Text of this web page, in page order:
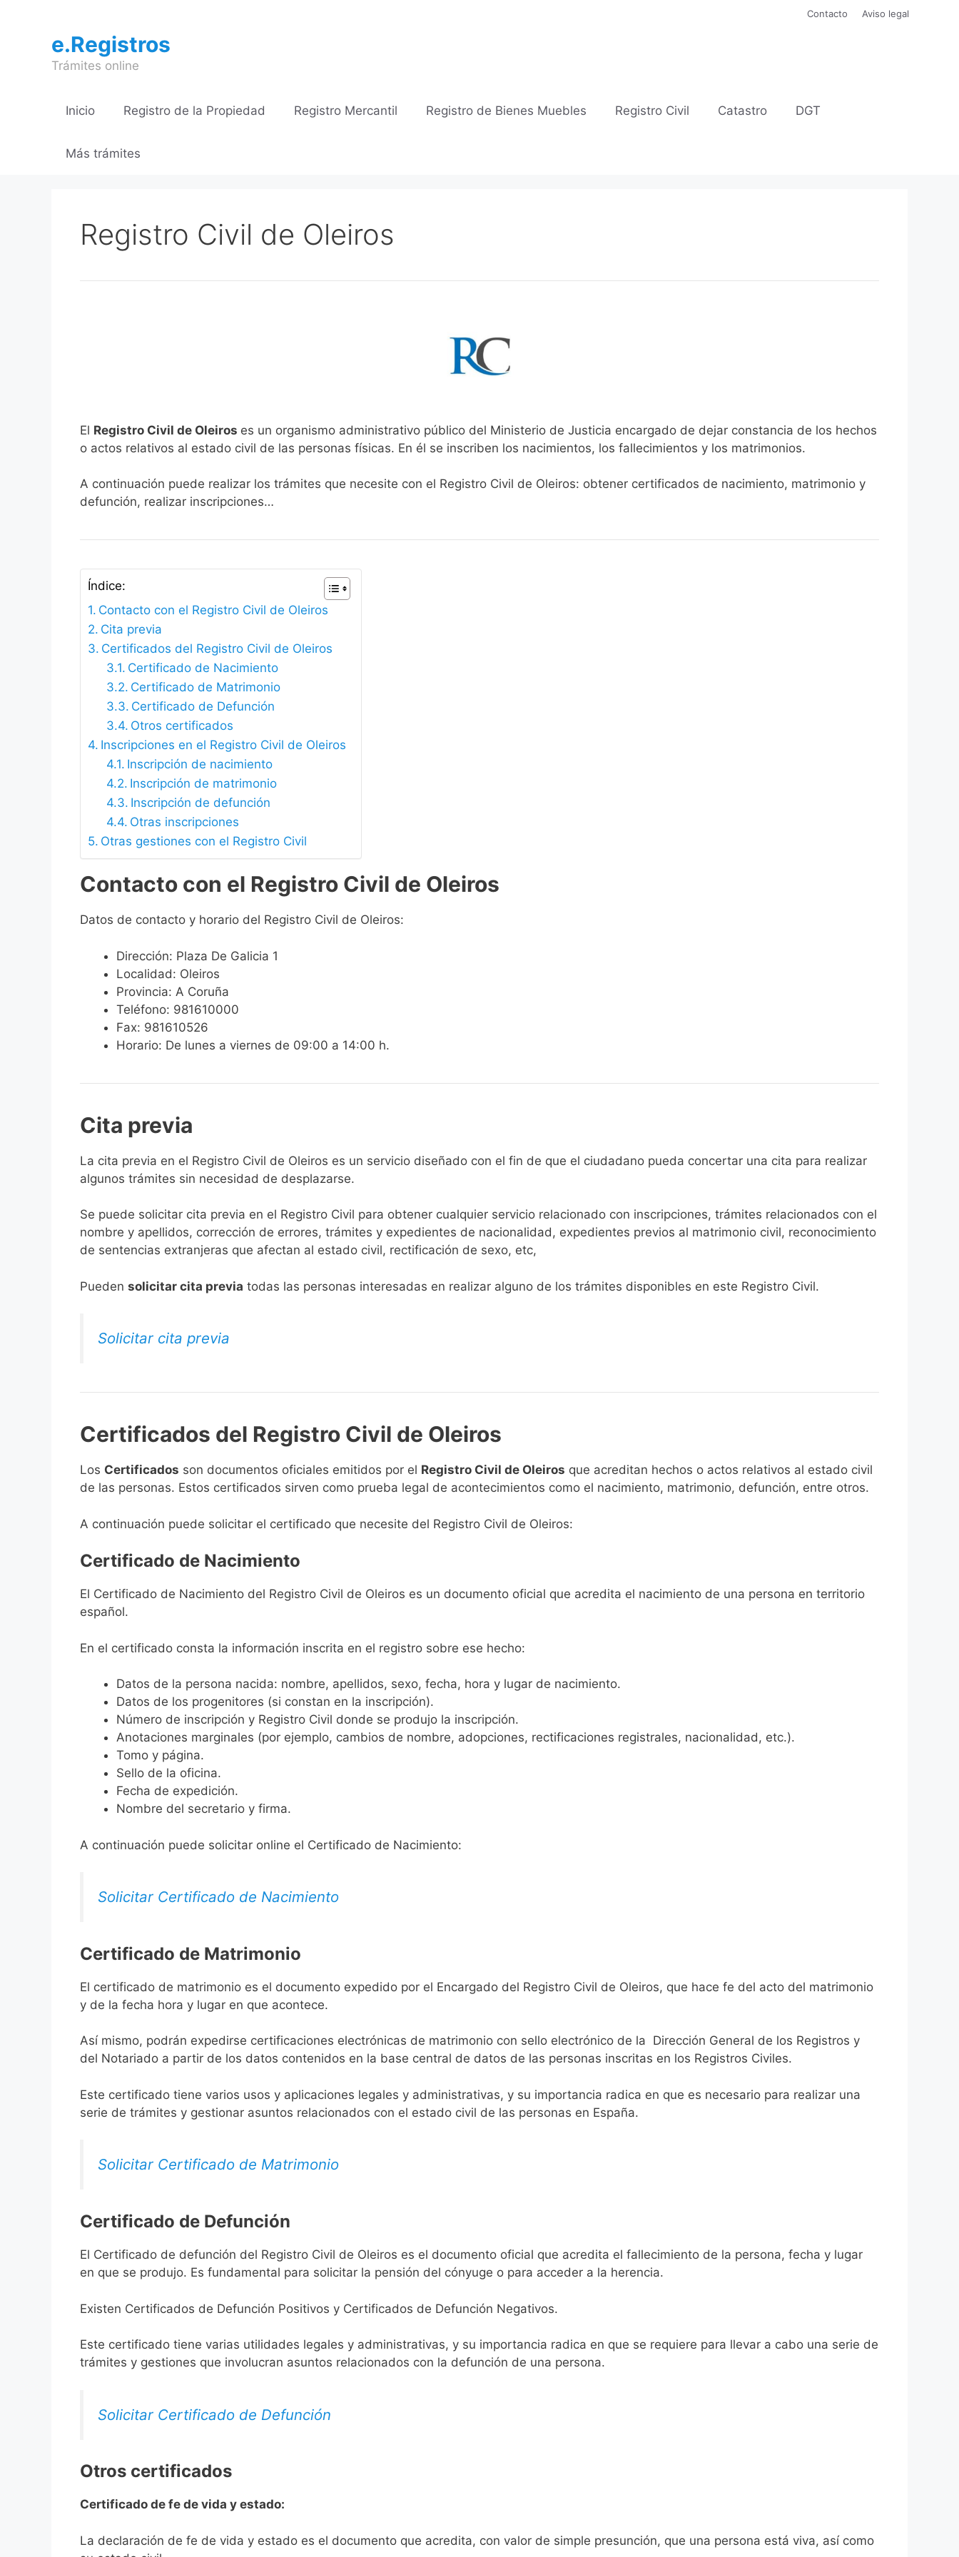
contenido
Contacto Aviso legal
e.Registros
Trámites online
Inicio Registro de la Propiedad Registro Mercantil Registro de Bienes Muebles Registro Civil Catastro DGT
Más trámites
Registro Civil de Oleiros
El Registro Civil de Oleiros es un organismo administrativo público del Ministerio de Justicia encargado de dejar constancia de los hechos
o actos relativos al estado civil de las personas físicas. En él se inscriben los nacimientos, los fallecimientos y los matrimonios.
A continuación puede realizar los trámites que necesite con el Registro Civil de Oleiros: obtener certificados de nacimiento, matrimonio y
defunción, realizar inscripciones…
Índice:
Contacto con el Registro Civil de Oleiros
Cita previa
Certificados del Registro Civil de Oleiros
Certificado de Nacimiento
Certificado de Matrimonio
Certificado de Defunción
Otros certificados
Inscripciones en el Registro Civil de Oleiros
Inscripción de nacimiento
Inscripción de matrimonio
Inscripción de defunción
Otras inscripciones
Otras gestiones con el Registro Civil
Contacto con el Registro Civil de Oleiros
Datos de contacto y horario del Registro Civil de Oleiros:
Dirección: Plaza De Galicia 1
Localidad: Oleiros
Provincia: A Coruña
Teléfono: 981610000
Fax: 981610526
Horario: De lunes a viernes de 09:00 a 14:00 h.
Cita previa
​​​​​​​​​​​​​​​​​​​​​​​​​​​​La cita previa en el Registro Civil de Oleiros es un servicio diseñado con el fin de que el ciudadano pueda concertar una cita para realizar
algunos trámites sin necesidad de desplazarse.​
Se puede solicitar cita previa en el Registro Civil para obtener cualquier servicio relacionado con inscripciones, trámites relacionados con el
nombre y apellidos, corrección de errores, trámites y expedientes de nacionalidad, expedientes previos al matrimonio civil, reconocimiento
de sentencias extranjeras que afectan al estado civil, rectificación de sexo, etc,
​Pueden solicitar cita previa todas las personas interesadas en realizar alguno de los trámites disponibles en este Registro Civil.​
Solicitar cita previa
Certificados del Registro Civil de Oleiros
Los Certificados son documentos oficiales emitidos por el Registro Civil de Oleiros que acreditan hechos o actos relativos al estado civil
de las personas. Estos certificados sirven como prueba legal de acontecimientos como el nacimiento, matrimonio, defunción, entre otros.
A continuación puede solicitar el certificado que necesite del Registro Civil de Oleiros:
Certificado de Nacimiento
El Certificado de Nacimiento del Registro Civil de Oleiros es un documento oficial que acredita el nacimiento de una persona en territorio
español.
En el certificado consta la información inscrita en el registro sobre ese hecho:
Datos de la persona nacida: nombre, apellidos, sexo, fecha, hora y lugar de nacimiento.
Datos de los progenitores (si constan en la inscripción).
Número de inscripción y Registro Civil donde se produjo la inscripción.
Anotaciones marginales (por ejemplo, cambios de nombre, adopciones, rectificaciones registrales, nacionalidad, etc.).
Tomo y página.
Sello de la oficina.
Fecha de expedición.
Nombre del secretario y firma.
A continuación puede solicitar online el Certificado de Nacimiento:
Solicitar Certificado de Nacimiento
Certificado de Matrimonio
El certificado de matrimonio es el documento expedido por el Encargado del Registro Civil de Oleiros, que hace fe del acto del matrimonio
y de la fecha hora y lugar en que acontece.
Así mismo, podrán expedirse certificaciones electrónicas de matrimonio con sello electrónico de la Dirección General de los Registros y
del Notariado a partir de los datos contenidos en la base central de datos de las personas inscritas en los Registros Civiles.
Este certificado tiene varios usos y aplicaciones legales y administrativas, y su importancia radica en que es necesario para realizar una
serie de trámites y gestionar asuntos relacionados con el estado civil de las personas en España.
Solicitar Certificado de Matrimonio
Certificado de Defunción
El Certificado de defunción del Registro Civil de Oleiros es el documento oficial que acredita el fallecimiento de la persona, fecha y lugar
en que se produjo. Es fundamental para solicitar la pensión del cónyuge o para acceder a la herencia.
Existen Certificados de Defunción Positivos y Certificados de Defunción Negativos.
Este certificado tiene varias utilidades legales y administrativas, y su importancia radica en que se requiere para llevar a cabo una serie de
trámites y gestiones que involucran asuntos relacionados con la defunción de una persona.
Solicitar Certificado de Defunción
Otros certificados
Certificado de fe de vida y estado:
La declaración de fe de vida y estado es el documento que acredita, con valor de simple presunción, que una persona está viva, así como